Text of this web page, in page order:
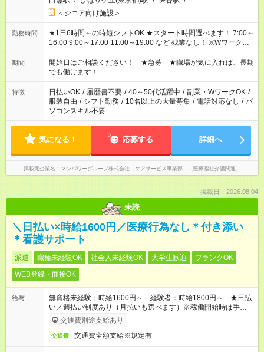
＜シニア向け施設＞
勤務時間
★1日6時間～の時短シフトOK ★スタート時間選べます！ 7:00～
16:00 9:00～17:00 11:00～19:00 など 残業なし！ ※Wワークの
場合、他のお仕事と合わせ週40時間超の就業はご案内できませ
ん ※法令に基づき、週20時間以上勤務は社会保険への加入対象
となります ※労働者派遣法（日雇い派遣の原則禁止）により、
短時間・短期間の就業はご案内が難しい場合があります
期間
開始日はご相談ください！ ★急募 ★職場が気に入れば、長期
でも働けます！
特徴 日払いOK / 履歴書不要 / 40～50代活躍中 / 副業・WワークOK /
服装自由 / シフト勤務 / 10名以上の大量募集 / 電話対応なし / パ
ソコンスキル不要
気になる！ 応募する 詳細へ
掲載元企業名 マンパワーグループ株式会社 ケアサービス事業部 （医療福祉介護関連）
掲載日：2026.08.04
未読
＼日払い×時給1600円／医療行為なし＊付き添い
＊看護サポート
派遣 職種未経験OK 社会人未経験OK 大学生歓迎
ブランクOK
WEB登録・面接OK
給与
無資格未経験：時給1600円～ 経験者：時給1800円～ ★日払
い／週払い制度あり（月払いも選べます）※稼働開始時は手続き
完了次第のお支払いとなります。
交通費別途支給あり
交通費 交通費全額支給※規定有